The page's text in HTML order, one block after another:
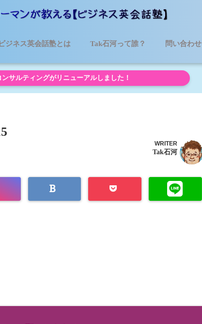
ビジネス英会話塾とは Tak石河って誰？ 問い合わせ
サルティングがリニューアルしました！
WRITER
Tak石河